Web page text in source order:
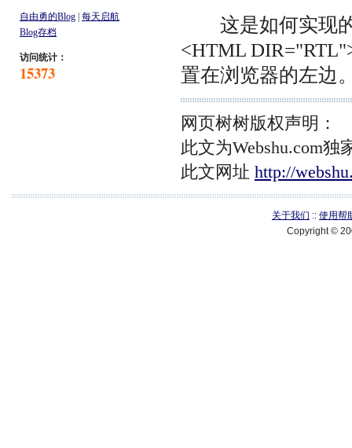
自由勇的Blog 每天启航
Blog存档
访问统计：
15373
这是如何实现的
<HTML
置在浏览器的左边
网页树树版权声明：
此文为Webshu.com
此文网址 http://
关于我们 :: 使用帮
Copyright ©